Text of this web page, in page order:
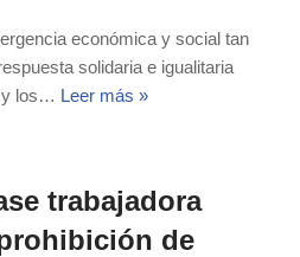
económica y social tan
solidaria e igualitaria
y los… Leer más »
trabajadora
de